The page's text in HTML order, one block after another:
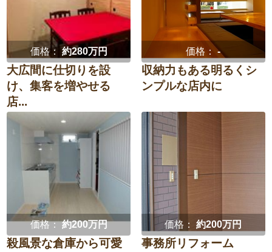
価格：約280万円
大広間に仕切りを設
け、集客を増やせる
店...
価格：-
収納力もある明るくシ
ンプルな店内に
価格：約200万円
殺風景な倉庫から可愛
価格：約200万円
事務所リフォーム